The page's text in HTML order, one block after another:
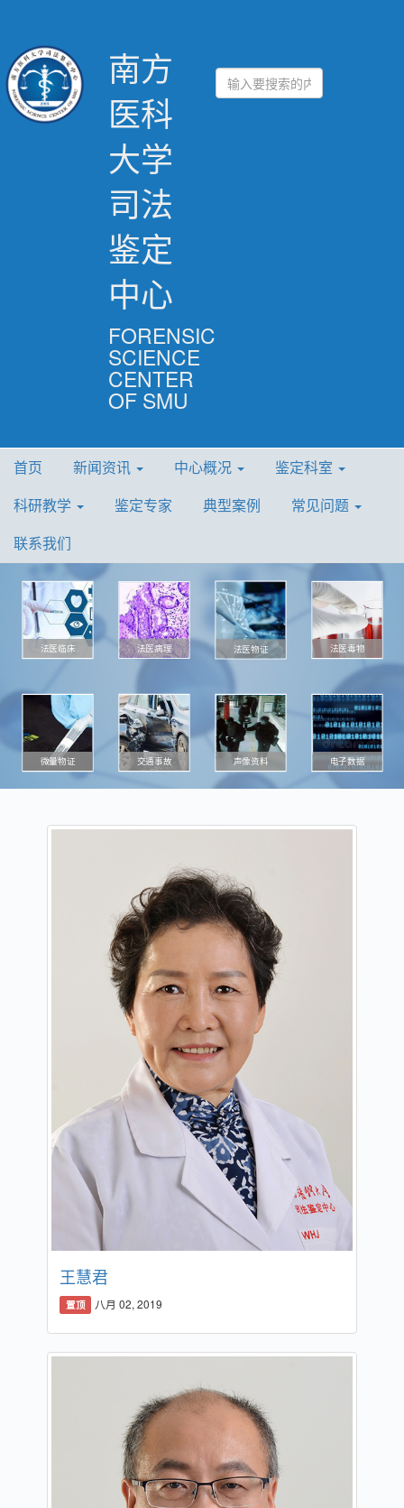
南方
医科
大学
司法
鉴定
中心
FORENSIC
SCIENCE
CENTER
OF SMU
首页 新闻资讯 中心概况
鉴定科室
科研教学
鉴定专家 典型案例
常见问题
联系我们
法医临床 法医病理 法医物证 法医毒物
微量物证 交通事故 声像资料 电子数据
王慧君
置顶 八月 02, 2019